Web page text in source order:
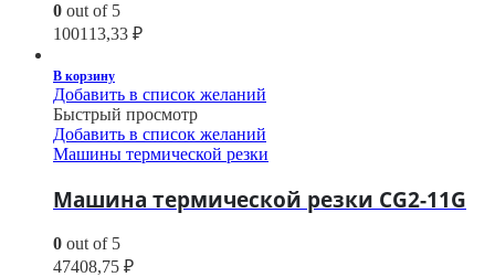
0 out of 5
100113,33 ₽
В корзину
Добавить в список желаний
Быстрый просмотр
Добавить в список желаний
Машины термической резки
Машина термической резки CG2-11G
0 out of 5
47408,75 ₽